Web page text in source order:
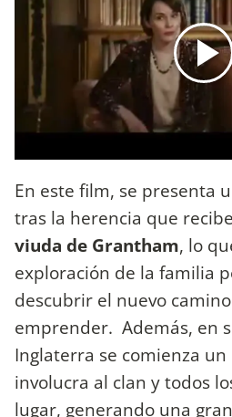
En este film, se presenta
tras la herencia que recibe
viuda de Grantham, lo
exploración de la familia
descubrir el nuevo
emprender. Además, en
Inglaterra se comienza
involucra al clan y todos
lugar, generando una